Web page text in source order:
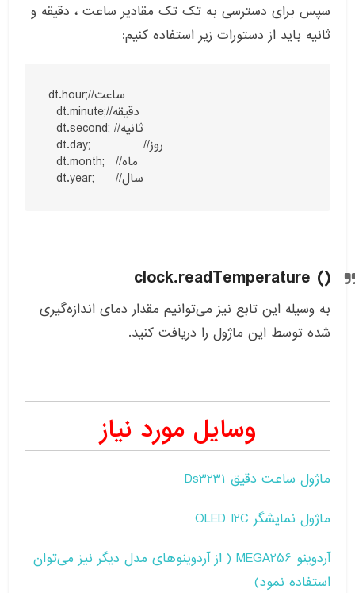
سپس برای دسترسی به تک تک مقادیر ساعت ، دقیقه و
ثانیه باید از دستورات زیر استفاده کنیم:
dt.hour;//ساعت
  dt.minute;//دقیقه
  dt.second; //ثانیه
  dt.day;		//روز
  dt.month;	 //ماه
  dt.year;	 //سال
clock.readTemperature ()
به وسیله این تابع نیز می‌توانیم مقدار دمای اندازه‌گیری
شده توسط این ماژول را دریافت کنید.
وسایل مورد نیاز
ماژول ساعت دقیق Ds3231
ماژول نمایشگر OLED I2C
آردوینو MEGA256 ( از آردوینو‌های مدل دیگر نیز می‌توان
استفاده نمود)